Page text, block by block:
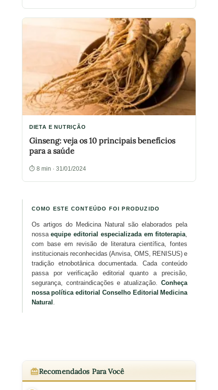
DIETA E NUTRIÇÃO
Ginseng: veja os 10 principais benefícios
para a saúde
⏱ 8 min · 31/01/2024
COMO ESTE CONTEÚDO FOI PRODUZIDO
Os artigos do Medicina Natural são elaborados pela
nossaequipe editorial especializada em fitoterapia,
com base em revisão de literatura científica, fontes
institucionais reconhecidas (Anvisa, OMS, RENISUS) e
tradição etnobotânica documentada. Cada conteúdo
passa por verificação editorial quanto a precisão,
segurança, contraindicações e atualização.Conheça
nossa política editorial Conselho Editorial Medicina
Natural.
Recomendados Para Você